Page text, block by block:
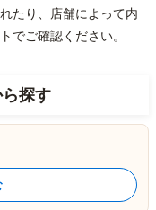
たり、店舗によって内
でご確認ください。
探す